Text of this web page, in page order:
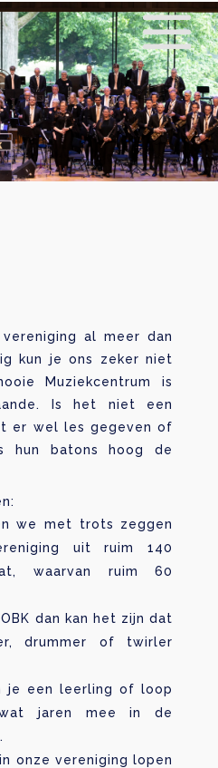
al meer dan
kun je ons zeker niet
Muziekcentrum is
Is het niet een
er wel les gegeven of
hun batons hoog de
we met trots zeggen
uit ruim 140
waarvan ruim 60
dan kan het zijn dat
drummer of twirler
je een leerling of loop
jaren mee in de
onze vereniging lopen